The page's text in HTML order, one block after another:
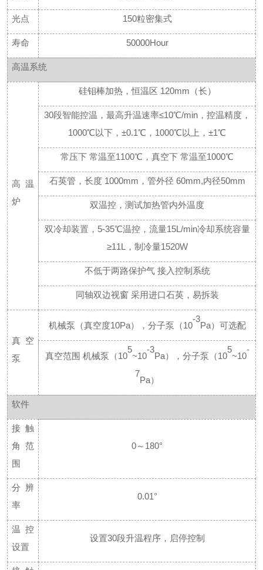
光点 150粒密集式
寿命 50000Hour
高温系统
高温
炉
硅钼棒加热，恒温区 120mm（长）
30段智能控温，最高升温速率≤10℃/min，控温精度，
1000℃以下，±0.1℃，1000℃以上，±1℃
常压下 常温至1100℃，真空下 常温至1000℃
石英管，长度 1000mm，管外径 60mm,内径50mm
双温控，测试加热管内外温度
双冷却装置， 5-35℃温控，流量15L/min冷却系统容量
≥11L，制冷量1520W
不低于两路保护气 接入控制系统
同轴双边视窗 采用进口石英，易拆装
真空
泵
机械泵（真空度10Pa），分子泵（10
-3
Pa）可选配
真空范围 机械泵（10
5
~10
-3
Pa），分子泵（10
5
~10
-
7
Pa）
软件
接触
角范
围
0～180°
分辨
率
0.01°
温控
设置
设置30段升温程序，启停控制